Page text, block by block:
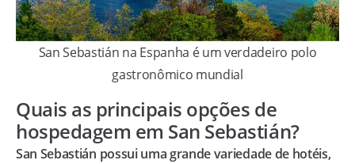
San Sebastián na Espanha é um verdadeiro polo
gastronômico mundial
Quais as principais opções de
hospedagem em San Sebastián?
San Sebastián possui uma grande variedade de hotéis,